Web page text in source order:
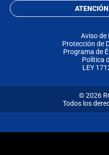
Aviso de
Protección de
Programa de
Política
LEY
© 2026
Todos los